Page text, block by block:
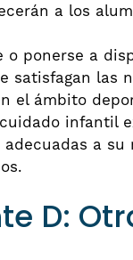
a los
o ponerse a
satisfagan las
el ámbito
infantil
a
D: